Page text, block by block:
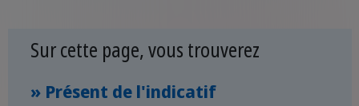
Sur cette page, vous trouverez
» Présent de l'indicatif